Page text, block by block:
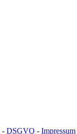
- DSGVO - Impressum